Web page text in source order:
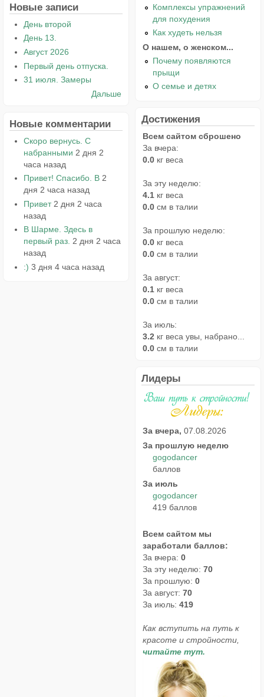
Новые записи
День второй
День 13.
Август 2026
Первый день отпуска.
31 июля. Замеры
Дальше
Новые комментарии
Скоро вернусь. С
набранными 2 дня 2
часа назад
Привет! Спасибо. В 2
дня 2 часа назад
Привет 2 дня 2 часа
назад
В Шарме. Здесь в
первый раз. 2 дня 2 часа
назад
:) 3 дня 4 часа назад
Комплексы упражнений
для похудения
Как худеть нельзя
О нашем, о женском...
Почему появляются
прыщи
О семье и детях
Достижения
Всем сайтом сброшено
За вчера:
0.0 кг веса
За эту неделю:
4.1 кг веса
0.0 см в талии
За прошлую неделю:
0.0 кг веса
0.0 см в талии
За август:
0.1 кг веса
0.0 см в талии
За июль:
3.2 кг веса увы, набрано...
0.0 см в талии
Лидеры
За вчера, 07.08.2026
За прошлую неделю
gogodancer
баллов
За июль
gogodancer
419 баллов
Всем сайтом мы
заработали баллов:
За вчера: 0
За эту неделю: 70
За прошлую: 0
За август: 70
За июль: 419
Как вступить на путь к
красоте и стройности,
читайте тут.